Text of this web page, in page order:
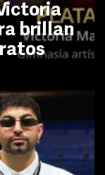
brillan